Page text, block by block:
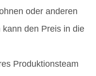
oder anderen
den Preis in die
Produktionsteam